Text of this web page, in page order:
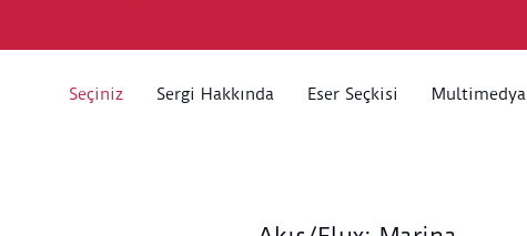
Seçiniz Sergi Hakkında Eser Seçkisi Multimedya